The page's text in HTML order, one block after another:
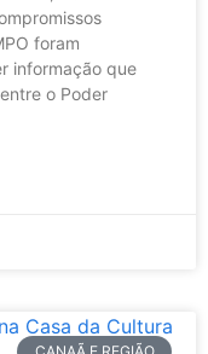
foram
informação que
o Poder